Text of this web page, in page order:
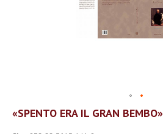
Vai
all'inizio
«SPENTO ERA IL GRAN BEMBO»